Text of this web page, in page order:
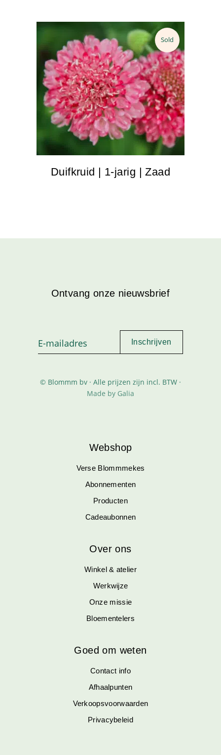
Sold
Duifkruid | 1-jarig | Zaad
Ontvang onze nieuwsbrief
© Blommm bv · Alle prijzen zijn incl. BTW ·
Made by Galia
Webshop
Verse Blommmekes
Abonnementen
Producten
Cadeaubonnen
Over ons
Winkel & atelier
Werkwijze
Onze missie
Bloementelers
Goed om weten
Contact info
Afhaalpunten
Verkoopsvoorwaarden
Privacybeleid